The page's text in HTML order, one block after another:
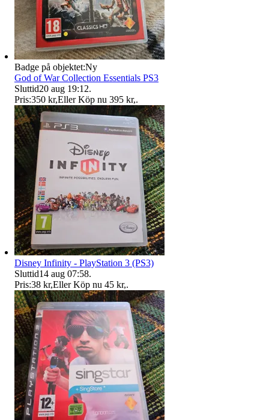
Badge på objektet:Ny
God of War Collection Essentials PS3
Sluttid20 aug 19:12.
Pris:350 kr,Eller Köp nu 395 kr,.
Disney Infinity - PlayStation 3 (PS3)
Sluttid14 aug 07:58.
Pris:38 kr,Eller Köp nu 45 kr,.